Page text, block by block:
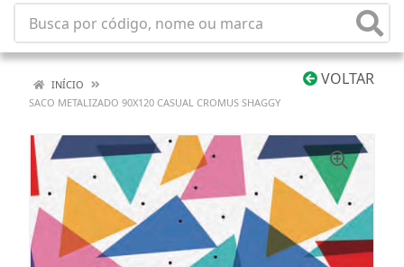
VOLTAR
INÍCIO
SACO METALIZADO 90X120 CASUAL CROMUS SHAGGY